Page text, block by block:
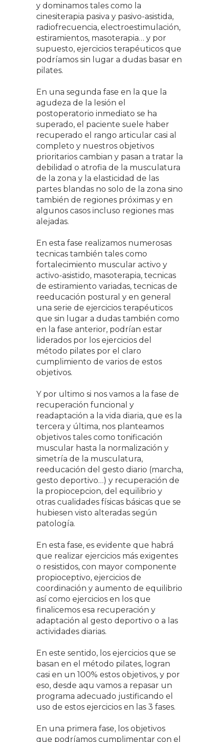
y dominamos tales como la
cinesiterapia pasiva y pasivo-asistida,
radiofrecuencia, electroestimulación,
estiramientos, masoterapia… y por
supuesto, ejercicios terapéuticos que
podríamos sin lugar a dudas basar en
pilates.
En una segunda fase en la que la
agudeza de la lesión el
postoperatorio inmediato se ha
superado, el paciente suele haber
recuperado el rango articular casi al
completo y nuestros objetivos
prioritarios cambian y pasan a tratar la
debilidad o atrofia de la musculatura
de la zona y la elasticidad de las
partes blandas no solo de la zona sino
también de regiones próximas y en
algunos casos incluso regiones mas
alejadas.
En esta fase realizamos numerosas
tecnicas también tales como
fortalecimiento muscular activo y
activo-asistido, masoterapia, tecnicas
de estiramiento variadas, tecnicas de
reeducación postural y en general
una serie de ejercicios terapéuticos
que sin lugar a dudas también como
en la fase anterior, podrían estar
liderados por los ejercicios del
método pilates por el claro
cumplimiento de varios de estos
objetivos.
Y por ultimo si nos vamos a la fase de
recuperación funcional y
readaptación a la vida diaria, que es la
tercera y última, nos planteamos
objetivos tales como tonificación
muscular hasta la normalización y
simetría de la musculatura,
reeducación del gesto diario (marcha,
gesto deportivo…) y recuperación de
la propiocepcion, del equilibrio y
otras cualidades físicas básicas que se
hubiesen visto alteradas según
patología.
En esta fase, es evidente que habrá
que realizar ejercicios más exigentes
o resistidos, con mayor componente
propioceptivo, ejercicios de
coordinación y aumento de equilibrio
así como ejercicios en los que
finalicemos esa recuperación y
adaptación al gesto deportivo o a las
actividades diarias.
En este sentido, los ejercicios que se
basan en el método pilates, logran
casi en un 100% estos objetivos, y por
eso, desde aqu vamos a repasar un
programa adecuado justificando el
uso de estos ejercicios en las 3 fases.
En una primera fase, los objetivos
que podríamos cumplimentar con el